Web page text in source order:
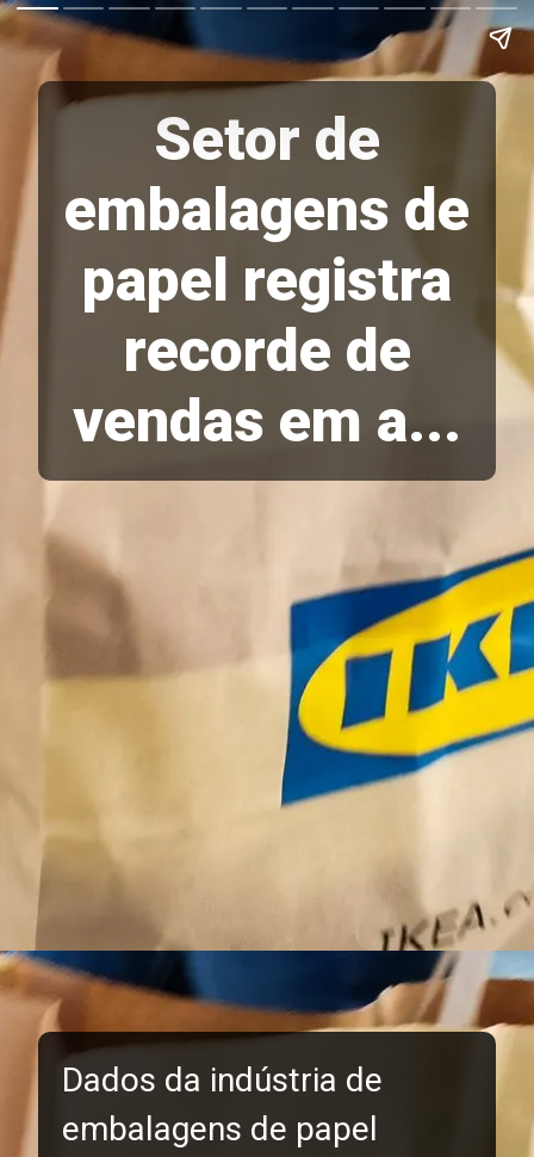
Setor de
embalagens de
papel registra
recorde de
vendas em a...
Dados da indústria de
embalagens de papel